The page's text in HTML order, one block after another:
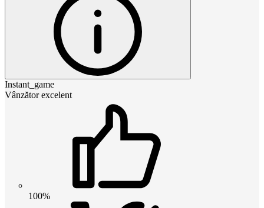
Instant_game
Vânzător excelent
100%